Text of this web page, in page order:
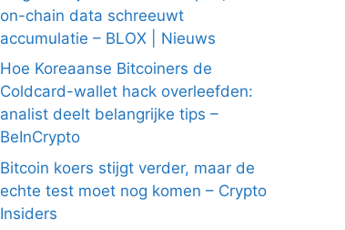
on-chain data schreeuwt
accumulatie – BLOX | Nieuws
Hoe Koreaanse Bitcoiners de
Coldcard-wallet hack overleefden:
analist deelt belangrijke tips –
BeInCrypto
Bitcoin koers stijgt verder, maar de
echte test moet nog komen – Crypto
Insiders